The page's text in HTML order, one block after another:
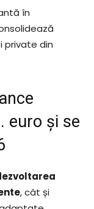
în
private din
euro și se
, cât și